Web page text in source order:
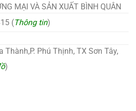
MẠI VÀ SẢN XUẤT BÌNH QUÂN
(Thông tin)
Phú Thịnh, TX Sơn Tây,
)